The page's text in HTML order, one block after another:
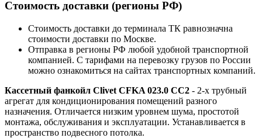
Стоимость доставки (регионы РФ)
Стоимость доставки до терминала ТК равнозначна
стоимости доставки по Москве.
Отправка в регионы РФ любой удобной транспортной
компанией. С тарифами на перевозку грузов по России
можно ознакомиться на сайтах транспортных компаний.
Кассетный фанкойл Clivet CFKA 023.0 CC2 - 2-х трубный
агрегат для кондиционирования помещений разного
назначения. Отличается низким уровнем шума, простотой
монтажа, обслуживания и эксплуатации. Устанавливается в
пространство подвесного потолка.